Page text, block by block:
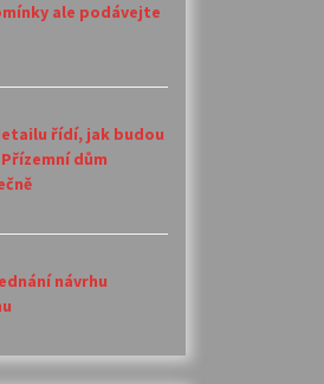
ale podávejte
řídí, jak budou
dům
návrhu